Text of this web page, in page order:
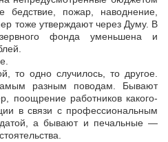
бедствие, пожар, наводнение,
тоже утверждают через Думу. В
фонда уменьшена и
то одно случилось, то другое.
разным поводам. Бывают
поощрение работников какого-
в связи с профессиональным
а бывают и печальные —